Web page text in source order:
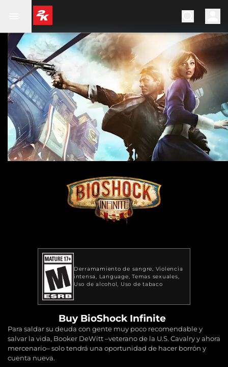
Derramamiento de sangre Violencia
intensa
Language Temas sexuales
Uso de alcohol Uso de tabaco
Buy BioShock Infinite
Para saldar su deuda con gente muy poco recomendable y
salvar la vida, Booker DeWitt –veterano de la U.S. Cavalry y ahora
mercenario– solo tendrá una oportunidad de hacer borrón y
cuenta nueva.